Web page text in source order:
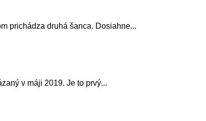
prichádza druhá šanca. Dosiahne...
v máji 2019. Je to prvý...